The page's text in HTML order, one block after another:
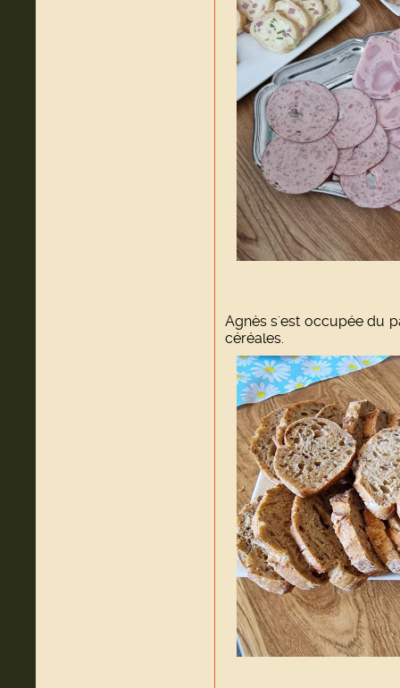
Agnès s'est occupée du
céréales.